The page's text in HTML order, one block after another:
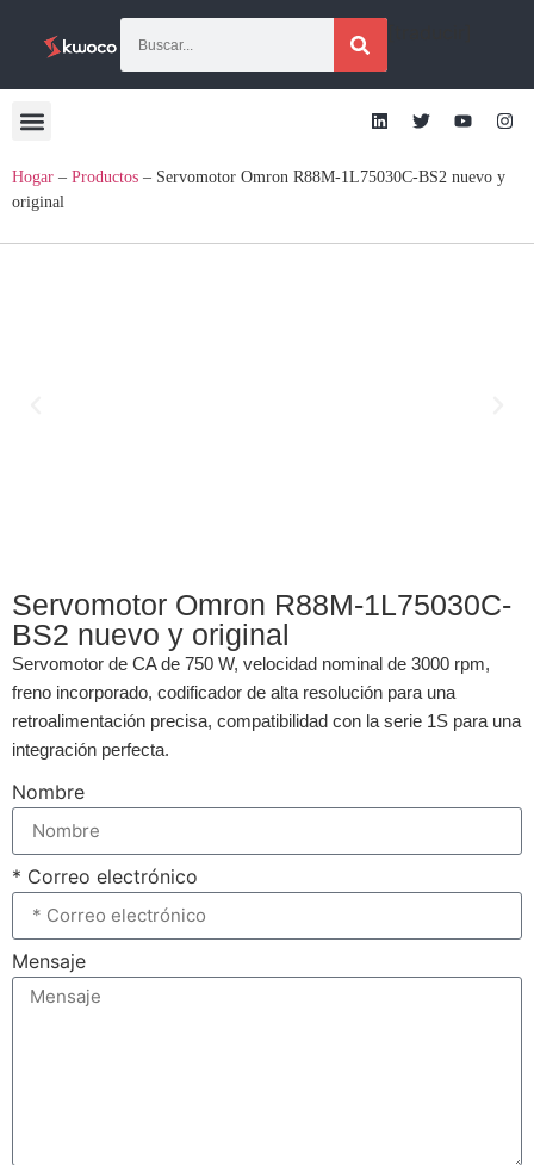
Hogar – Productos – Servomotor Omron R88M-1L75030C-BS2 nuevo y
original
Servomotor Omron R88M-1L75030C-
BS2 nuevo y original
Servomotor de CA de 750 W, velocidad nominal de 3000 rpm,
freno incorporado, codificador de alta resolución para una
retroalimentación precisa, compatibilidad con la serie 1S para una
integración perfecta.
Nombre
* Correo electrónico
Mensaje